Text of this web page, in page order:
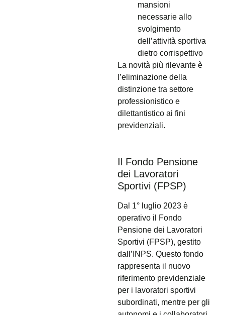
mansioni
necessarie allo
svolgimento
dell’attività sportiva
dietro corrispettivo
La novità più rilevante è
l’eliminazione della
distinzione tra settore
professionistico e
dilettantistico ai fini
previdenziali.
Il Fondo Pensione
dei Lavoratori
Sportivi (FPSP)
Dal 1° luglio 2023 è
operativo il Fondo
Pensione dei Lavoratori
Sportivi (FPSP), gestito
dall’INPS. Questo fondo
rappresenta il nuovo
riferimento previdenziale
per i lavoratori sportivi
subordinati, mentre per gli